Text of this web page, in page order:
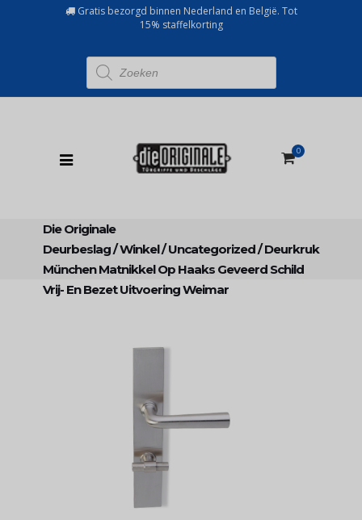
Gratis bezorgd binnen Nederland en België. Tot
15% staffelkorting
Producten
zoeken
0
Die Originale
Deurbeslag/Winkel/Uncategorized/Deurkruk
München Matnikkel Op Haaks Geveerd Schild
Vrij- En Bezet Uitvoering Weimar